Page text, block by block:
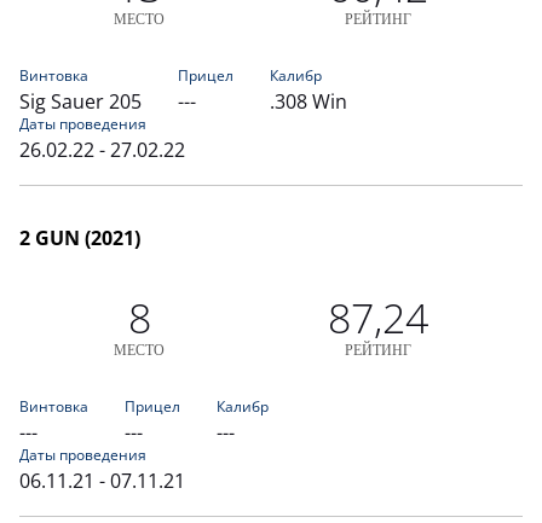
МЕСТО РЕЙТИНГ
Винтовка
Sig Sauer 205
Прицел
---
Калибр
.308 Win
Даты проведения
26.02.22 - 27.02.22
2 GUN (2021)
8
МЕСТО
87,24
РЕЙТИНГ
Винтовка
---
Прицел
---
Калибр
---
Даты проведения
06.11.21 - 07.11.21